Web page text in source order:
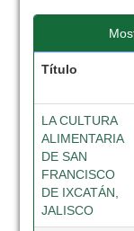
Título
LA CULTURA
ALIMENTARIA
DE SAN
FRANCISCO
DE IXCATÁN,
JALISCO